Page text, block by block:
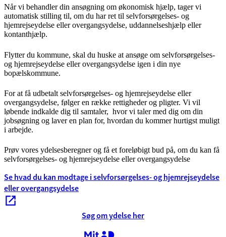
Når vi behandler din ansøgning om økonomisk hjælp, tager vi
automatisk stilling til, om du har ret til selvforsørgelses- og
hjemrejseydelse eller overgangsydelse, uddannelseshjælp eller
kontanthjælp.
Flytter du kommune, skal du huske at ansøge om selvforsørgelses-
og hjemrejseydelse eller overgangsydelse igen i din nye
bopælskommune.
For at få udbetalt selvforsørgelses- og hjemrejseydelse eller
overgangsydelse, følger en række rettigheder og pligter. Vi vil
løbende indkalde dig til samtaler, hvor vi taler med dig om din
jobsøgning og laver en plan for, hvordan du kommer hurtigst muligt
i arbejde.
Prøv vores ydelsesberegner og få et foreløbigt bud på, om du kan få
selvforsørgelses- og hjemrejseydelse eller overgangsydelse
Se hvad du kan modtage i selvforsørgelses- og hjemrejseydelse
eller overgangsydelse
Søg om ydelse her